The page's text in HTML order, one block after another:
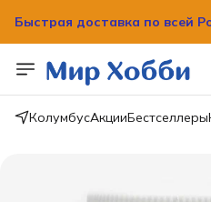
Быстрая доставка по всей
Быстрая доставка по всей
вашим домом!
КолумбусАкцииБестселлеры